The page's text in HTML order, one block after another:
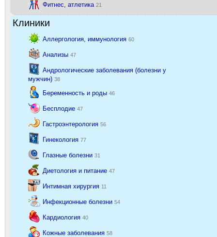
Фитнес, атлетика 21
Клиники
Аллергология, иммунология 60
Анализы 47
Андрологические заболевания (болезни у
мужчин) 38
Беременность и роды 46
Бесплодие 47
Гастроэнтерология 56
Гинекология 77
Глазные болезни 31
Диетология и питание 47
Интимная хирургия 11
Инфекционные болезни 54
Кардиология 40
Кожные заболевания 58